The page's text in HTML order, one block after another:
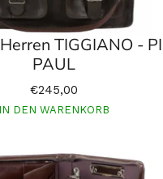
TIGGIANO -
PAUL
€245,00
IN DEN WARENKORB